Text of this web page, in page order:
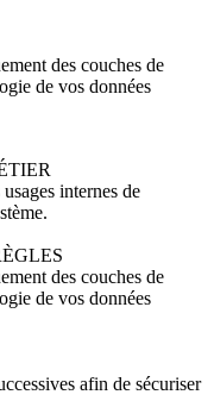
des couches de
de vos données
internes de
des couches de
de vos données
afin de sécuriser